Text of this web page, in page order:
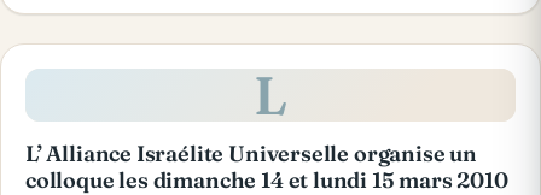
L
L’ Alliance Israélite Universelle organise un
colloque les dimanche 14 et lundi 15 mars 2010